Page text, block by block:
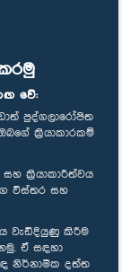
වේ:
පුද්ගලාරෝපිත
ක්‍රියාකාරකම්
ක්‍රියාකාරීත්වය
විස්තර සහ
වැඩිදියුණු කිරීම
ඒ සඳහා
නිර්නාමික දත්ත